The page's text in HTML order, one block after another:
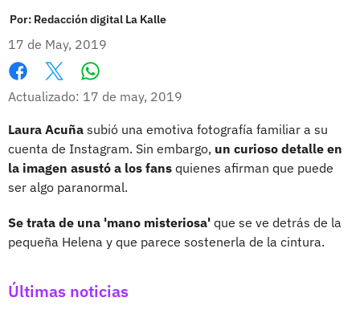
Por: Redacción digital La Kalle
17 de May, 2019
Facebook
X
Actualizado: 17 de may, 2019
Laura Acuña subió una emotiva fotografía familiar a su
cuenta de Instagram. Sin embargo, un curioso detalle en
la imagen asustó a los fans quienes afirman que puede
ser algo paranormal.
Se trata de una 'mano misteriosa' que se ve detrás de la
pequeña Helena y que parece sostenerla de la cintura.
Últimas noticias